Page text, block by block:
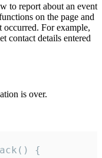
to report about an event
on the page and
occurred. For example,
contact details entered
is over.
{